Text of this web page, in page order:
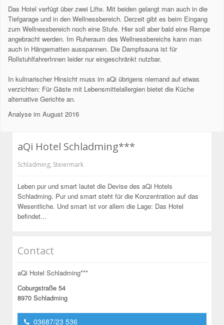
Das Hotel verfügt über zwei Lifte. Mit beiden gelangt man auch in die
Tiefgarage und in den Wellnessbereich. Derzeit gibt es beim Eingang
zum Wellnessbereich noch eine Stufe. Hier soll aber bald eine Rampe
angebracht werden. Im Ruheraum des Wellnessbereichs kann man
auch in Hängematten ausspannen. Die Dampfsauna ist für
RollstuhlfahrerInnen leider nur eingeschränkt nutzbar.
In kulinarischer Hinsicht muss im aQi übrigens niemand auf etwas
verzichten: Für Gäste mit Lebensmittelallergien bietet die Küche
alternative Gerichte an.
Analyse im August 2016
aQi Hotel Schladming***
Schladming, Steiermark
Leben pur und smart lautet die Devise des aQi Hotels
Schladming. Pur und smart steht für die Konzentration auf das
Wesentliche. Und smart ist vor allem die Lage: Das Hotel
befindet...
Contact
aQi Hotel Schladming***
Coburgstraße 54
8970 Schladming
03687/23 536